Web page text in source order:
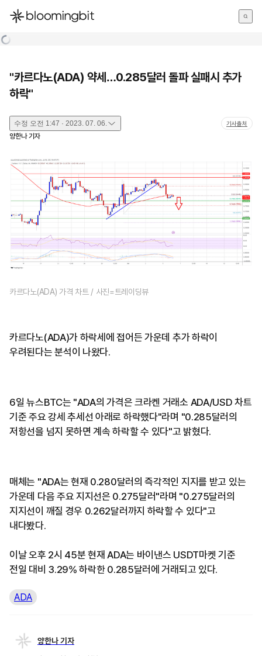
한국어
"카르다노(ADA) 약세…0.285달러 돌파 실패시 추가
하락"
수정 오전 1:47 · 2023. 07. 06. 기사출처
양한나 기자
카르다노(ADA) 가격 차트 / 사진=트레이딩뷰
카르다노(ADA)가 하락세에 접어든 가운데 추가 하락이
우려된다는 분석이 나왔다.
6일 뉴스BTC는 "ADA의 가격은 크라켄 거래소 ADA/USD 차트
기준 주요 강세 추세선 아래로 하락했다"라며 "0.285달러의
저항선을 넘지 못하면 계속 하락할 수 있다"고 밝혔다.
매체는 "ADA는 현재 0.280달러의 즉각적인 지지를 받고 있는
가운데 다음 주요 지지선은 0.275달러"라며 "0.275달러의
지지선이 깨질 경우 0.262달러까지 하락할 수 있다"고
내다봤다.
이날 오후 2시 45분 현재 ADA는 바이낸스 USDT마켓 기준
전일 대비 3.29% 하락한 0.285달러에 거래되고 있다.
ADA
양한나 기자